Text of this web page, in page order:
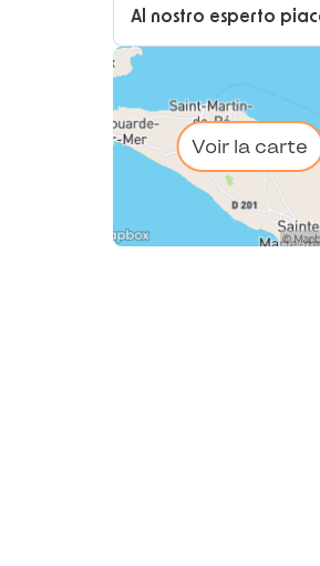
Al nostro esperto
Voir la carte